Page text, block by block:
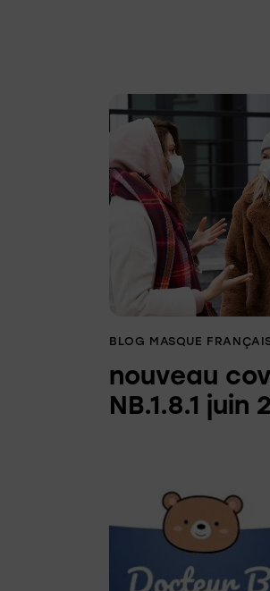
BLOG MASQUE
nouveau
NB.1.8.1 juin